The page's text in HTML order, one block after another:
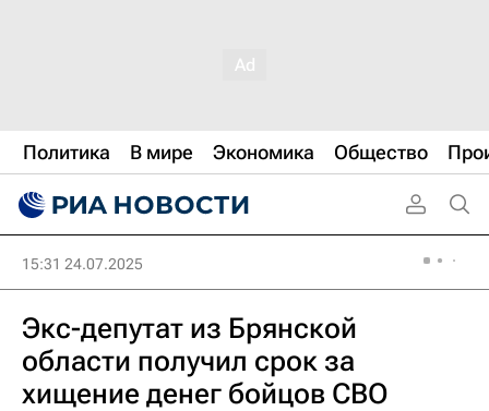
Политика В мире Экономика Общество
15:31 24.07.2025
Экс-депутат из Брянской
области получил срок за
хищение денег бойцов СВО